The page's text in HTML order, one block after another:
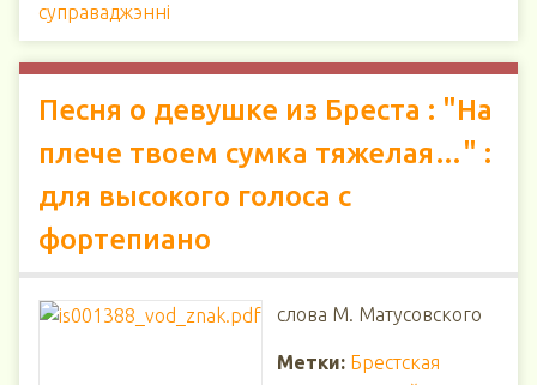
суправаджэнні
Песня о девушке из Бреста : "На
плече твоем сумка тяжелая…" :
для высокого голоса с
фортепиано
слова М. Матусовского
Метки: Брестская